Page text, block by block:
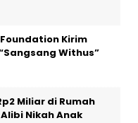
Kirim
Withus”
Miliar di Rumah
Nikah Anak